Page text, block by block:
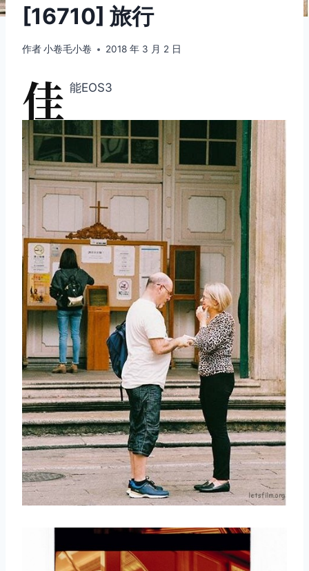
[16710] 旅行
作者小卷毛小卷 2018 年 3 月 2 日
佳 能EOS3